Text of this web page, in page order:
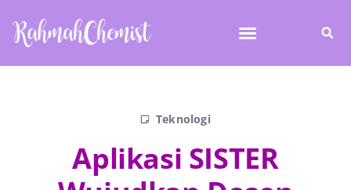
Teknologi
Aplikasi SISTER